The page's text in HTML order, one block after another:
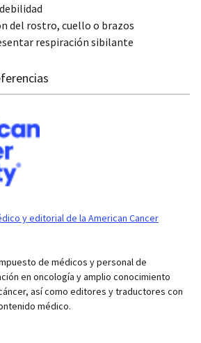
del rostro, cuello o brazos
respiración sibilante
y editorial de la American Cancer
de médicos y personal de
en oncología y amplio conocimiento
así como editores y traductores con
médico.